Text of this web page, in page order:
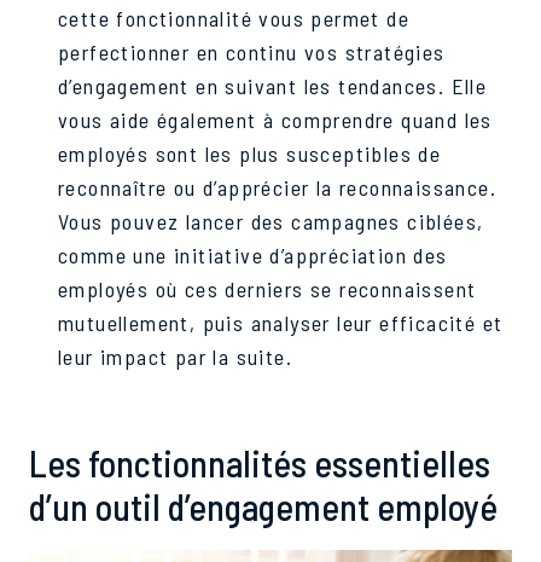
cette fonctionnalité vous permet de
perfectionner en continu vos stratégies
d’engagement en suivant les tendances. Elle
vous aide également à comprendre quand les
employés sont les plus susceptibles de
reconnaître ou d’apprécier la reconnaissance.
Vous pouvez lancer des campagnes ciblées,
comme une initiative d’appréciation des
employés où ces derniers se reconnaissent
mutuellement, puis analyser leur efficacité et
leur impact par la suite.
Les fonctionnalités essentielles
d’un outil d’engagement employé